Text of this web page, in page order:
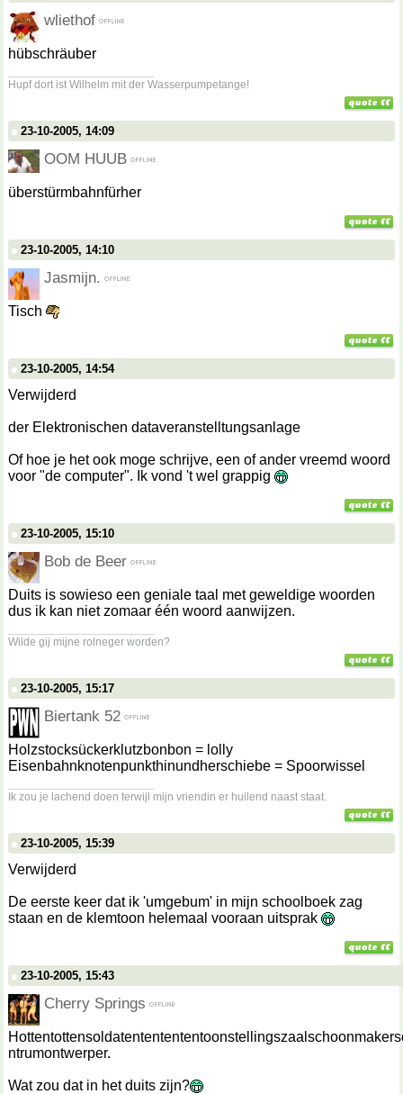
wliethof
hübschräuber
Hupf dort ist Wilhelm mit der Wasserpumpetange!
23-10-2005, 14:09
OOM HUUB
überstürmbahnfürher
23-10-2005, 14:10
Jasmijn.
Tisch
23-10-2005, 14:54
Verwijderd
der Elektronischen dataveranstelltungsanlage
Of hoe je het ook moge schrijve, een of ander vreemd woord
voor "de computer". Ik vond 't wel grappig
23-10-2005, 15:10
Bob de Beer
Duits is sowieso een geniale taal met geweldige woorden
dus ik kan niet zomaar één woord aanwijzen.
Wilde gij mijne rolneger worden?
23-10-2005, 15:17
Biertank 52
Holzstocksückerklutzbonbon = lolly
Eisenbahnknotenpunkthinundherschiebe = Spoorwissel
Ik zou je lachend doen terwijl mijn vriendin er huilend naast staat.
23-10-2005, 15:39
Verwijderd
De eerste keer dat ik 'umgebum' in mijn schoolboek zag
staan en de klemtoon helemaal vooraan uitsprak
23-10-2005, 15:43
Cherry Springs
ntrumontwerper.
Wat zou dat in het duits zijn?